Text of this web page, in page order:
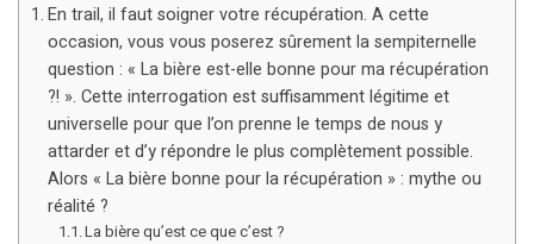
En trail, il faut soigner votre récupération. A cette
occasion, vous vous poserez sûrement la sempiternelle
question : « La bière est-elle bonne pour ma récupération
?! ». Cette interrogation est suffisamment légitime et
universelle pour que l’on prenne le temps de nous y
attarder et d’y répondre le plus complètement possible.
Alors « La bière bonne pour la récupération » : mythe ou
réalité ?
La bière qu’est ce que c’est ?